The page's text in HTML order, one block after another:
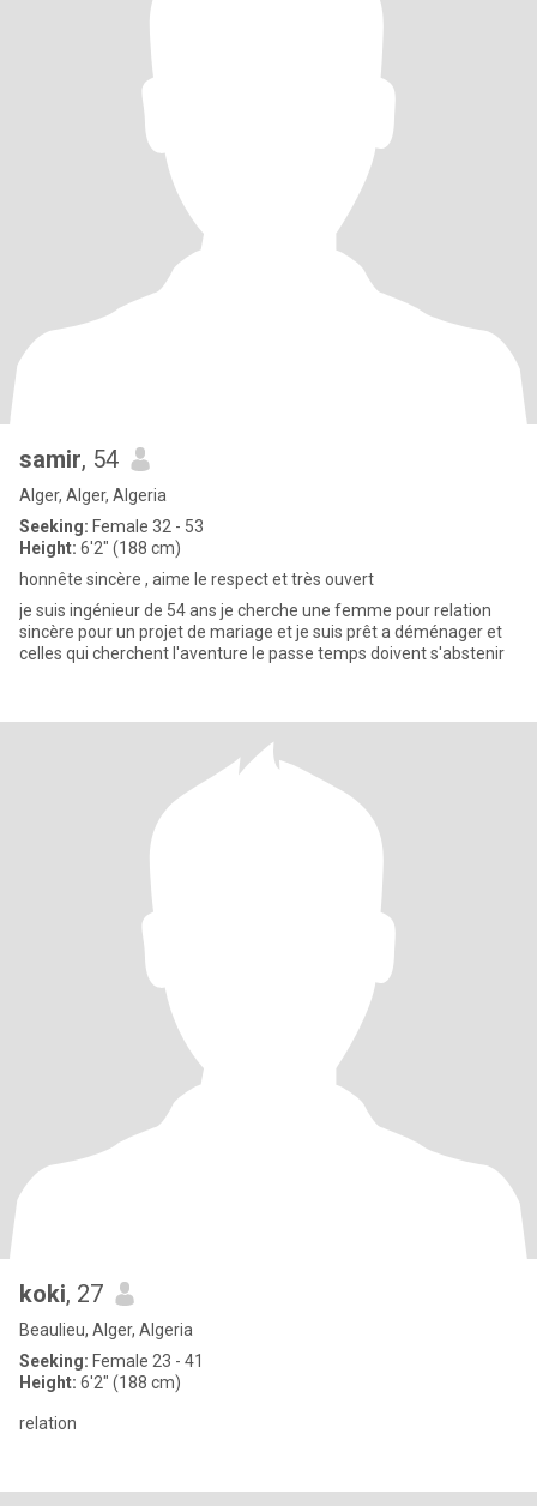
samir, 54
Alger, Alger, Algeria
Seeking: Female 32 - 53
Height: 6'2" (188 cm)
honnête sincère , aime le respect et très ouvert
je suis ingénieur de 54 ans je cherche une femme pour relation
sincère pour un projet de mariage et je suis prêt a déménager et
celles qui cherchent l'aventure le passe temps doivent s'abstenir
koki, 27
Beaulieu, Alger, Algeria
Seeking: Female 23 - 41
Height: 6'2" (188 cm)
relation